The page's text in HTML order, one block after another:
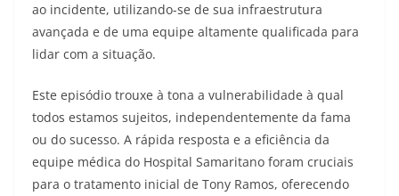
ao incidente, utilizando-se de sua infraestrutura
avançada e de uma equipe altamente qualificada para
lidar com a situação.
Este episódio trouxe à tona a vulnerabilidade à qual
todos estamos sujeitos, independentemente da fama
ou do sucesso. A rápida resposta e a eficiência da
equipe médica do Hospital Samaritano foram cruciais
para o tratamento inicial de Tony Ramos, oferecendo